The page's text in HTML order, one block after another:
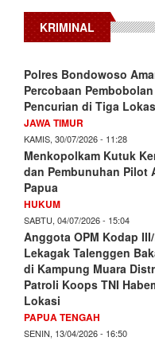
KRIMINAL
Polres Bondowoso
Percobaan
Pencurian di Tiga
JAWA TIMUR
KAMIS, 30/07/2026 - 11:28
Menkopolkam Kutuk
dan Pembunuhan Pilot
Papua
HUKUM
SABTU, 04/07/2026 - 15:04
Anggota OPM Kodap
Lekagak Talenggen
di Kampung Muara
Patroli Koops TNI
Lokasi
PAPUA TENGAH
SENIN, 13/04/2026 - 16:50